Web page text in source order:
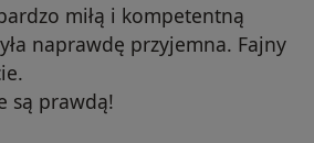
miłą i kompetentną
naprawdę przyjemna. Fajny
są prawdą!